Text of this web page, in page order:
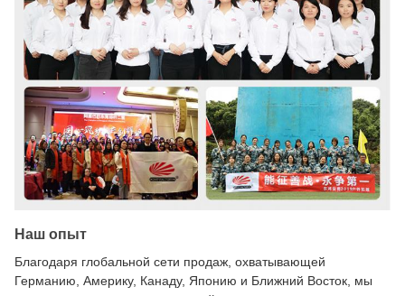
Наш опыт
Благодаря глобальной сети продаж, охватывающей
Германию, Америку, Канаду, Японию и Ближний Восток, мы